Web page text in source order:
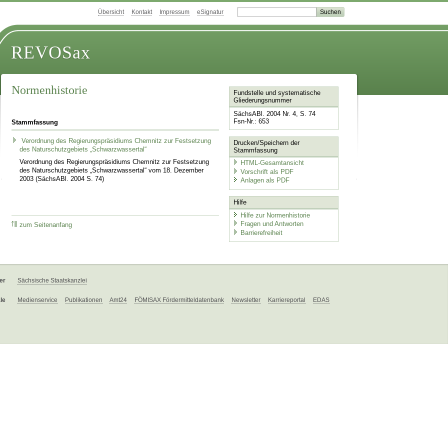
Übersicht Kontakt Impressum eSignatur
REVOSax
Normenhistorie
Stammfassung
Verordnung des Regierungspräsidiums Chemnitz zur Festsetzung
des Naturschutzgebiets „Schwarzwassertal“
Verordnung des Regierungspräsidiums Chemnitz zur Festsetzung
des Naturschutzgebiets „Schwarzwassertal“ vom 18. Dezember
2003 (SächsABl. 2004 S. 74)
zum Seitenanfang
Fundstelle und systematische
Gliederungsnummer
SächsABl. 2004 Nr. 4, S. 74
Fsn-Nr.: 653
Drucken/Speichern der
Stammfassung
HTML-Gesamtansicht
Vorschrift als PDF
Anlagen als PDF
Hilfe
Hilfe zur Normenhistorie
Fragen und Antworten
Barrierefreiheit
Sächsische Staatskanzlei
Medienservice Publikationen Amt24 FÖMISAX Fördermitteldatenbank Newsletter Karriereportal EDAS